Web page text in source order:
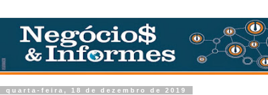
quarta-feira, 18 de dezembro de 2019